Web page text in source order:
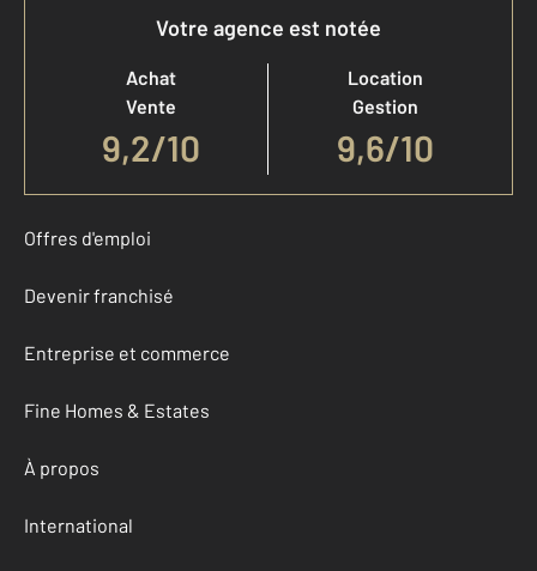
Votre agence est notée
Achat
Vente
9,2/10
Location
Gestion
9,6/10
Offres d'emploi
Devenir franchisé
Entreprise et commerce
Fine Homes & Estates
À propos
International